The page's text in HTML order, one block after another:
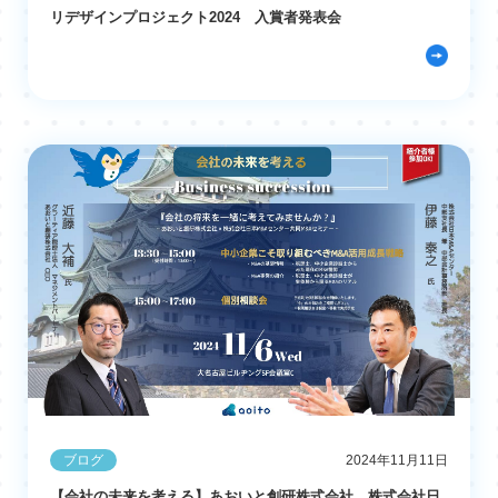
リデザインプロジェクト2024 入賞者発表会
ブログ 2024年11月11日